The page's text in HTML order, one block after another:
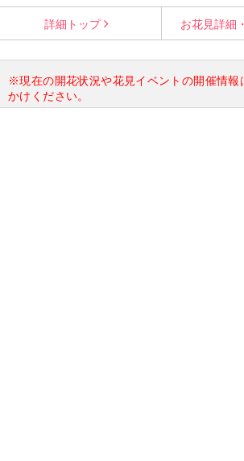
詳細 トップ お花見詳細
※現在の開花状況や花見イベントの開催情
かけください。